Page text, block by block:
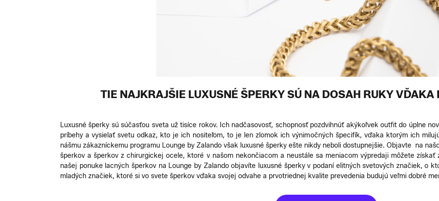
TIE NAJKRAJŠIE LUXUSNÉ ŠPERKY SÚ NA DOSAH RUKY VĎAKA
Luxusné šperky sú súčasťou sveta už tisíce rokov. Ich nadčasovosť, schopnosť pozdvihnúť akýkoľvek outfit do úplne
príbehy a vysielať svetu odkaz, kto je ich nositeľom, to je len zlomok ich výnimočných špecifík, vďaka ktorým ich
nášmu zákazníckemu programu Lounge by Zalando však luxusné šperky ešte nikdy neboli dostupnejšie. Objavte na
šperkov a šperkov z chirurgickej ocele, ktoré v našom nekončiacom a neustále sa meniacom výpredaji môžete
našej ponuke lacných šperkov na Lounge by Zalando objavíte luxusné šperky v podaní elitných svetových značiek, o
mladých značiek, ktoré si vo svete šperkov vďaka svojej odvahe a prvotriednej kvalite prevedenia budujú veľmi dobré